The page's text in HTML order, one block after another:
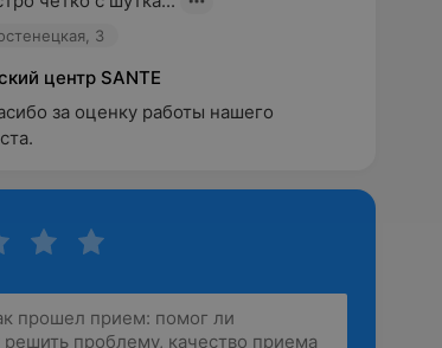
3
центр SANTE
за оценку работы нашего